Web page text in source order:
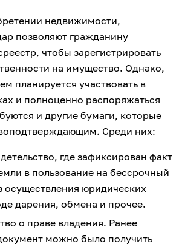
недвижимости,
позволяют гражданину
чтобы зарегистрировать
на имущество. Однако,
планируется участвовать в
и полноценно распоряжаться
и другие бумаги, которые
Среди них:
где зафиксирован факт
в пользование на бессрочный
осуществления юридических
дарения, обмена и прочее.
о праве владения. Ранее
можно было получить